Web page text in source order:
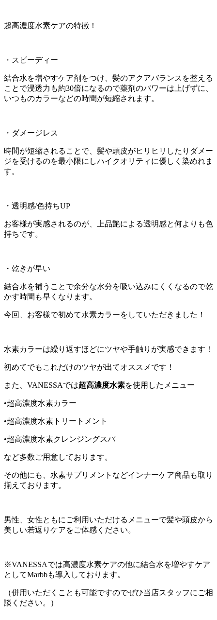
超高濃度水素ケアの特徴！
・スピーディー
結合水を増やすケア剤をつけ、髪のアクアバランスを整える
ことで浸透力も約30倍になるので薬剤のパワーは上げずに、
いつものカラーなどの時間が短縮されます。
・ダメージレス
時間が短縮されることで、髪や頭皮がヒリヒリしたりダメー
ジを受けるのを最小限にしハイクオリティに優しく染めれま
す。
・透明感/色持ちUP
お客様が実感されるのが、上品艶による透明感と何よりも色
持ちです。
・乾きが早い
結合水を補うことで余分な水分を吸い込みにくくなるので乾
かす時間も早くなります。
今回、お客様で初めて水素カラーをしていただきました！
水素カラーは繰り返すほどにツヤや手触りが実感できます！
初めてでもこれだけのツヤが出てオススメです！
また、VANESSAでは超高濃度水素を使用したメニュー
•超高濃度水素カラー
•超高濃度水素トリートメント
•超高濃度水素クレンジングスパ
など多数ご用意しております。
その他にも、水素サプリメントなどインナーケア商品も取り
揃えております。
男性、女性ともにご利用いただけるメニューで髪や頭皮から
美しい若返りケアをご体感ください。
※VANESSAでは高濃度水素ケアの他に結合水を増やすケア
としてMarbbも導入しております。
（併用いただくことも可能ですのでぜひ当店スタッフにご相
談ください。）